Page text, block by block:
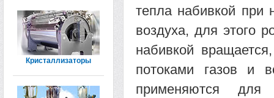
тепла набивкой при
воздуха, для этого
набивкой
потоками газов и
применяются для
Кристаллизаторы